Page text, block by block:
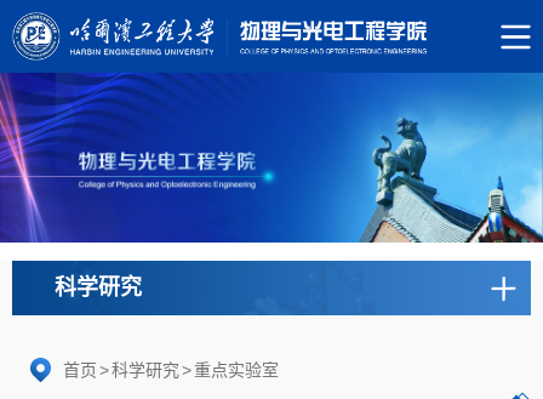
科学研究
首页>科学研究>重点实验室